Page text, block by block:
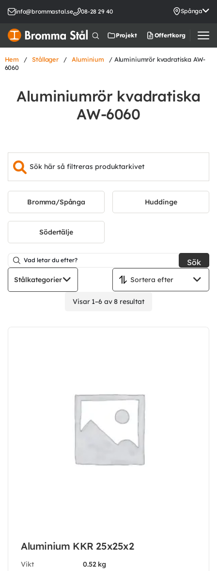
info@brommastal.se 08-28 29 40 Spånga
Projekt Offertkorg
Hem / Stållager / Aluminium
/ Aluminiumrör kvadratiska AW-
6060
Aluminiumrör kvadratiska
AW-6060
Bromma/Spånga Huddinge
Södertälje
Sök
Stålkategorier
Visar 1–6 av 8 resultat
Aluminium KKR 25x25x2
Vikt
0.52 kg